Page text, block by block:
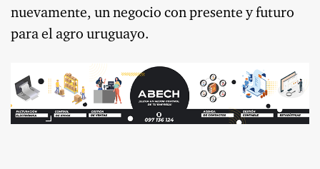
nuevamente, un negocio con presente y futuro
para el agro uruguayo.